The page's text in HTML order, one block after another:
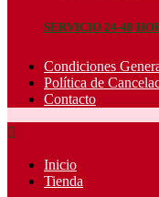
SERVICIO 24-48
Condiciones
Política de
Contacto

Inicio
Tienda